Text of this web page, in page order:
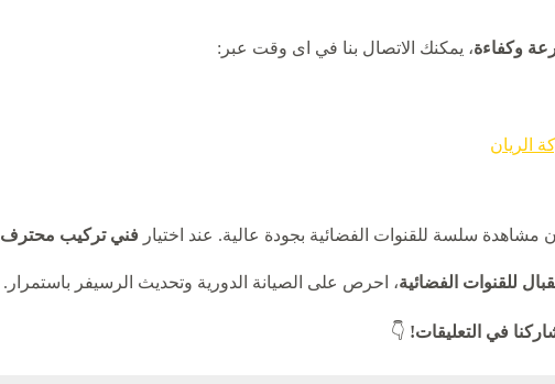
وكفاءة، يمكنك الاتصال بنا في اى وقت عبر:
الريان
مشاهدة سلسة للقنوات الفضائية بجودة عالية. عند اختيار فني تركيب محترف
للقنوات الفضائية، احرص على الصيانة الدورية وتحديث الرسيفر باستمرار.
في التعليقات! 👇